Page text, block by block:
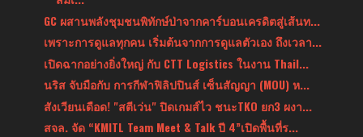
GC ผสานพลังชุมชนพิทักษ์ป่าจากคาร์บอนเครดิตสู่เส้นท...
เพราะการดูแลทุกคน เริ่มต้นจากการดูแลตัวเอง ถึงเวลา...
เปิดฉากอย่างยิ่งใหญ่ กับ CTT Logistics ในงาน Thail...
นริส จับมือกับ การกีฬาฟิลิปปินส์ เซ็นสัญญา (MOU) ห...
สังเวียนเดือด! "สตีเว่น" ปิดเกมส์ไว ชนะTKO ยก3 ผงา...
สจล. จัด “KMITL Team Meet & Talk ปี 4”เปิดพื้นที่ร...